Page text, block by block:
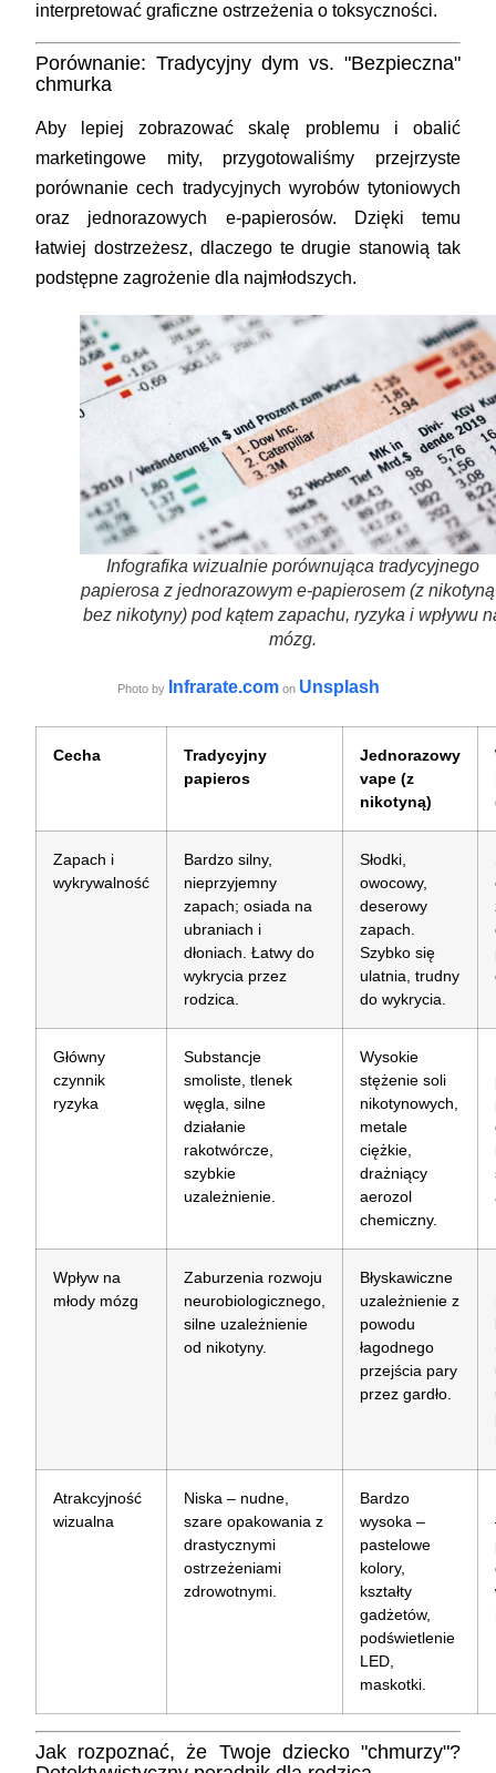
interpretować graficzne ostrzeżenia o toksyczności.
Porównanie: Tradycyjny dym vs. "Bezpieczna"
chmurka
Aby lepiej zobrazować skalę problemu i obalić
marketingowe mity, przygotowaliśmy przejrzyste
porównanie cech tradycyjnych wyrobów tytoniowych
oraz jednorazowych e-papierosów. Dzięki temu
łatwiej dostrzeżesz, dlaczego te drugie stanowią tak
podstępne zagrożenie dla najmłodszych.
Infografika wizualnie porównująca tradycyjnego
papierosa z jednorazowym e-papierosem (z
bez nikotyny) pod kątem zapachu, ryzyka i wpływu
mózg.
Photo by Infrarate.comon Unsplash
Cecha
Tradycyjny
papieros
Jednorazowy
vape (z
nikotyną)
Zapach i
wykrywalność
Bardzo silny,
nieprzyjemny
zapach; osiada na
ubraniach i
dłoniach. Łatwy do
wykrycia przez
rodzica.
Słodki,
owocowy,
deserowy
zapach.
Szybko się
ulatnia, trudny
do wykrycia.
Główny
czynnik
ryzyka
Substancje
smoliste, tlenek
węgla, silne
działanie
rakotwórcze,
szybkie
uzależnienie.
Wysokie
stężenie soli
nikotynowych,
metale
ciężkie,
drażniący
aerozol
chemiczny.
Wpływ na
młody mózg
Zaburzenia rozwoju
neurobiologicznego,
silne uzależnienie
od nikotyny.
Błyskawiczne
uzależnienie z
powodu
łagodnego
przejścia pary
przez gardło.
Atrakcyjność
wizualna
Niska – nudne,
szare opakowania z
drastycznymi
ostrzeżeniami
zdrowotnymi.
Bardzo
wysoka –
pastelowe
kolory,
kształty
gadżetów,
podświetlenie
LED,
maskotki.
Jak rozpoznać, że Twoje dziecko "chmurzy"?